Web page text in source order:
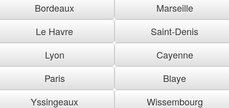
Bordeaux
Marseille
Le Havre
Saint-Denis
Lyon
Cayenne
Paris
Blaye
Yssingeaux
Wissembourg